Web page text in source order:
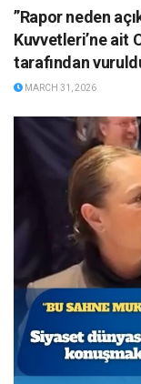
”Rapor neden
Kuvvetleri’ne ait
tarafından
MARCH 31, 2026